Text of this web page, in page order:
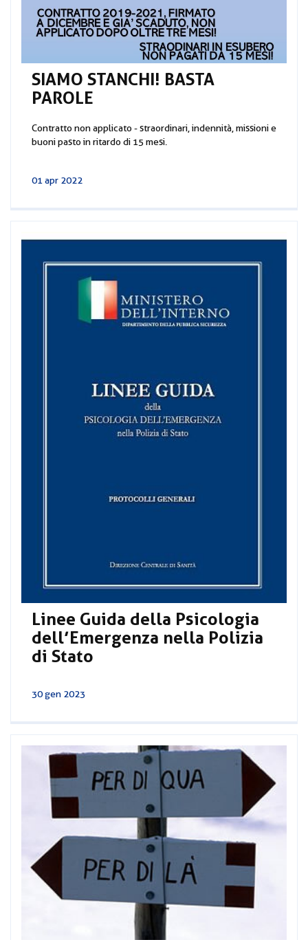
SIAMO STANCHI! BASTA
PAROLE
Contratto non applicato - straordinari, indennità, missioni e
buoni pasto in ritardo di 15 mesi.
01 apr 2022
Linee Guida della Psicologia
dell’Emergenza nella Polizia
di Stato
30 gen 2023